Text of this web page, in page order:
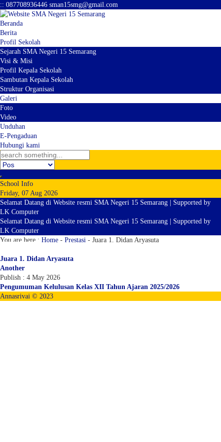
:: 087708936446 sman15smg@gmail.com
Beranda
Berita
Profil Sekolah
Sejarah SMA Negeri 15 Semarang
Visi & Misi
Profil Kepala Sekolah
Sambutan Kepala Sekolah
Struktur Organisasi
Galeri
Foto
Video
Unduhan
E-Pengaduan
Hubungi kami
School Info
Friday, 07 Aug 2026
Selamat Datang di Website resmi SMA Negeri 15 Semarang | Supported by
LK Computer
Selamat Datang di Website resmi SMA Negeri 15 Semarang | Supported by
LK Computer
You are here : Home - Prestasi - Juara 1. Didan Aryasuta
Juara 1. Didan Aryasuta
Another
Publish : 4 May 2026
Pengumuman Kelulusan Kelas XII Tahun Ajaran 2025/2026
Annasrivai © 2023